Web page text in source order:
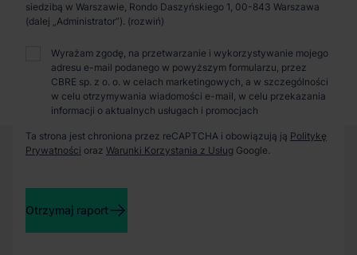
Zaprosimy Cię na spotkanie, omówimy szczegóły i
pokażemy inwestycje.
Zamknij
siedzibą w Warszawie, Rondo Daszyńskiego 1, 00-843 Warszawa
(dalej „Administrator”).
Wyrażam zgodę, na przetwarzanie i wykorzystywanie mojego
adresu e-mail podanego w powyższym formularzu, przez
CBRE sp. z o. o. w celach marketingowych, a w szczególności
w celu otrzymywania wiadomości e-mail, w celu przekazania
informacji o aktualnych usługach i promocjach
Ta strona jest chroniona przez reCAPTCHA i obowiązują ją Politykę
Prywatności oraz Warunki Korzystania z Usług Google.
Otrzymaj raport